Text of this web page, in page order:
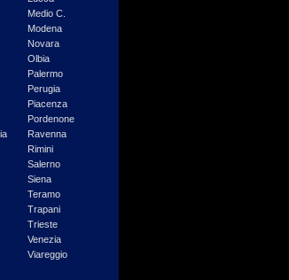
Medio C.
Modena
Novara
Olbia
Palermo
Perugia
Piacenza
Pordenone
Ravenna
Rimini
Salerno
Siena
Teramo
Trapani
Trieste
Venezia
Viareggio